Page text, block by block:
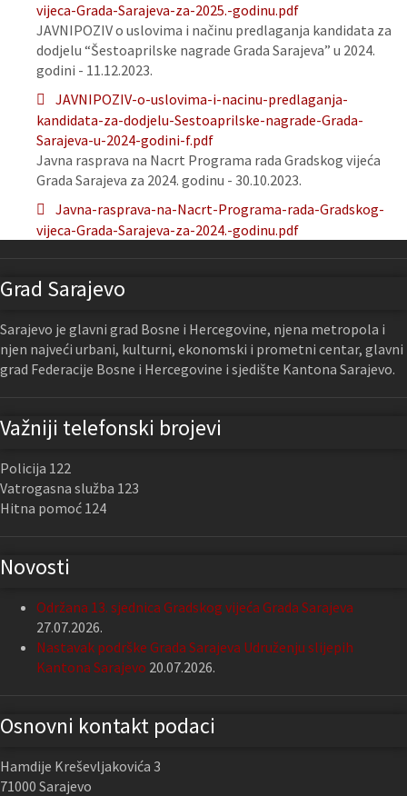
vijeca-Grada-Sarajeva-za-2025.-godinu.pdf
JAVNIPOZIV o uslovima i načinu predlaganja kandidata za
dodjelu “Šestoaprilske nagrade Grada Sarajeva” u 2024.
godini - 11.12.2023.
JAVNIPOZIV-o-uslovima-i-nacinu-predlaganja-
kandidata-za-dodjelu-Sestoaprilske-nagrade-Grada-
Sarajeva-u-2024-godini-f.pdf
Javna rasprava na Nacrt Programa rada Gradskog vijeća
Grada Sarajeva za 2024. godinu - 30.10.2023.
Javna-rasprava-na-Nacrt-Programa-rada-Gradskog-
vijeca-Grada-Sarajeva-za-2024.-godinu.pdf
Grad Sarajevo
Sarajevo je glavni grad Bosne i Hercegovine, njena metropola i
njen najveći urbani, kulturni, ekonomski i prometni centar, glavni
grad Federacije Bosne i Hercegovine i sjedište Kantona Sarajevo.
Važniji telefonski brojevi
Policija 122
Vatrogasna služba 123
Hitna pomoć 124
Novosti
Održana 13. sjednica Gradskog vijeća Grada Sarajeva
27.07.2026.
Nastavak podrške Grada Sarajeva Udruženju slijepih
Kantona Sarajevo 20.07.2026.
Osnovni kontakt podaci
Hamdije Kreševljakovića 3
71000 Sarajevo